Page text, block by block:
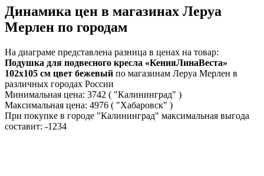
Динамика цен в магазинах Леруа
Мерлен по городам
На диаграме представлена разница в ценах на товар:
Подушка для подвесного кресла «КенияЛинаВеста»
102x105 см цвет бежевый по магазинам Леруа Мерлен в
различных городах России
Минимальная цена: 3742 ( "Калининград" )
Максимальная цена: 4976 ( "Хабаровск" )
При покупке в городе "Калининград" максимальная выгода
составит: -1234